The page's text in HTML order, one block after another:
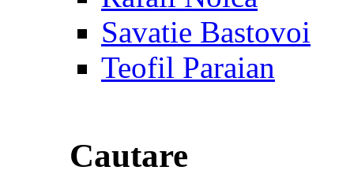
Savatie Bastovoi
Teofil Paraian
Cautare